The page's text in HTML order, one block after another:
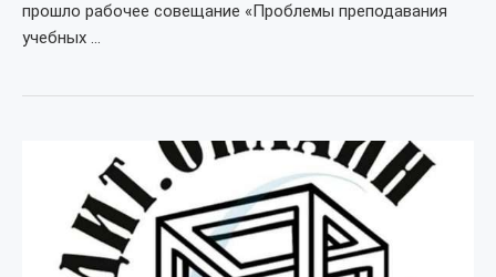
прошло рабочее совещание «Проблемы преподавания
учебных …